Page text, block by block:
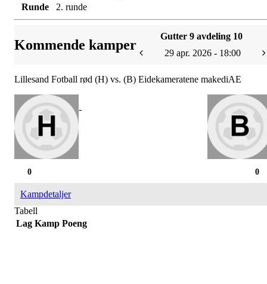
Runde
2. runde
Kommende kamper
Gutter 9 avdeling 10
29 apr. 2026 - 18:00
Lillesand Fotball rød (H) vs. (B) Eidekameratene makediAE
-
0
0
Kampdetaljer
Tabell
Lag Kamp Poeng